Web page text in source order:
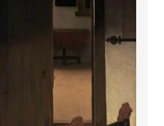
کلود مونه